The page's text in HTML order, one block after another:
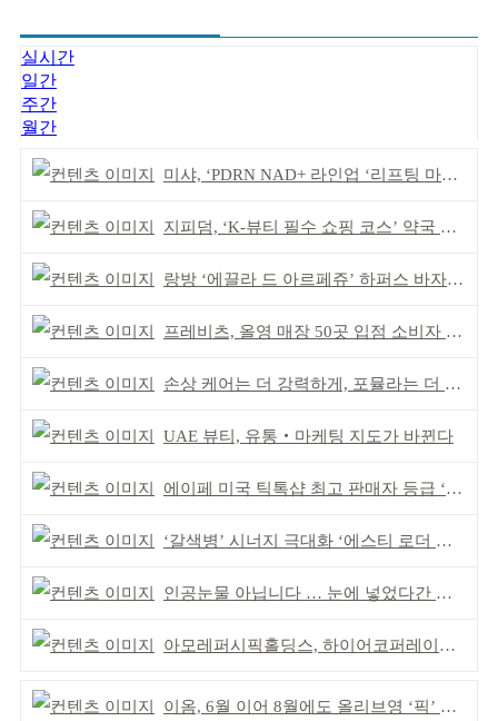
실시간
일간
주간
월간
미샤, ‘PDRN NAD+ 라인업 ‘리프팅 마스크’ 출시
지피덤, ‘K-뷰티 필수 쇼핑 코스’ 약국 공략
랑방 ‘에끌라 드 아르페쥬’ 하퍼스 바자 화보 공개
프레비츠, 올영 매장 50곳 입점 소비자 접점 강화
손상 케어는 더 강력하게, 포뮬라는 더 산뜻하게!
UAE 뷰티, 유통‧마케팅 지도가 바뀐다
에이페 미국 틱톡샵 최고 판매자 등급 ‘Tier 5’ 달성
‘갈색병’ 시너지 극대화 ‘에스티 로더 스킨부스터’ 출시
인공눈물 아닙니다 … 눈에 넣었다간 각막 손상
아모레퍼시픽홀딩스, 하이어코퍼레이션과 투자계약
이옴, 6월 이어 8월에도 올리브영 ‘픽’ 선정